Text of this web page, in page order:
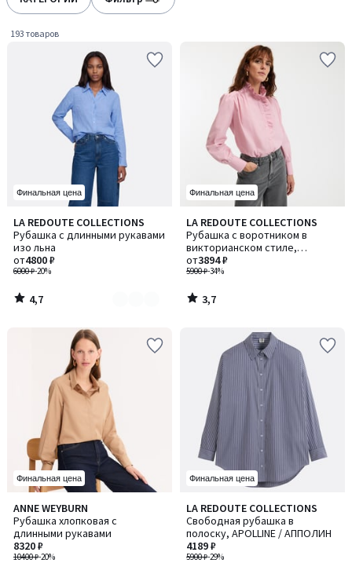
193 товаров
Финальная цена
LA REDOUTE COLLECTIONS
Рубашка с длинными рукавами
изо льна
6000 ₽-20%
от4800 ₽
4,7
/ 5
Количество
цветов:
3
4,7
/
Финальная цена
LA REDOUTE COLLECTIONS
Рубашка с воротником в
викторианском стиле,
CHARLENE / ШАРЛЕН
5900 ₽-34%
от3894 ₽
3,7
/ 5
3,7
/
Финальная цена
ANNE WEYBURN
Рубашка хлопковая с
длинными рукавами
10400 ₽-20%
8320 ₽
4,1
/ 5
Финальная цена
LA REDOUTE COLLECTIONS
Свободная рубашка в
полоску, APOLLINE / АППОЛИН
5900 ₽-29%
4189 ₽
4,5
/ 5